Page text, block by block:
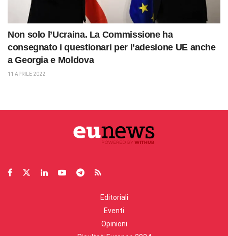
Non solo l’Ucraina. La Commissione ha
consegnato i questionari per l’adesione UE anche
a Georgia e Moldova
11 APRILE 2022
Editoriali
Eventi
Opinioni